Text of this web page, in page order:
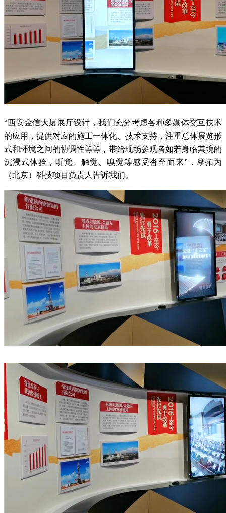
“西安金信大厦展厅设计，我们充分考虑各种多媒体交互技术
的应用，提供对应的施工一体化、技术支持，注重总体展览形
式和环境之间的协调性等等，带给现场参观者如若身临其境的
沉浸式体验，听觉、触觉、嗅觉等感受沓至而来”，摩拓为
（北京）科技项目负责人告诉我们。